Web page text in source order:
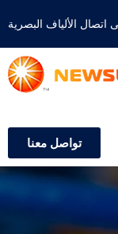
تواصل معنا